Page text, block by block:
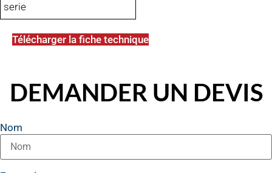
serie
Télécharger la fiche technique
DEMANDER UN DEVIS
Nom